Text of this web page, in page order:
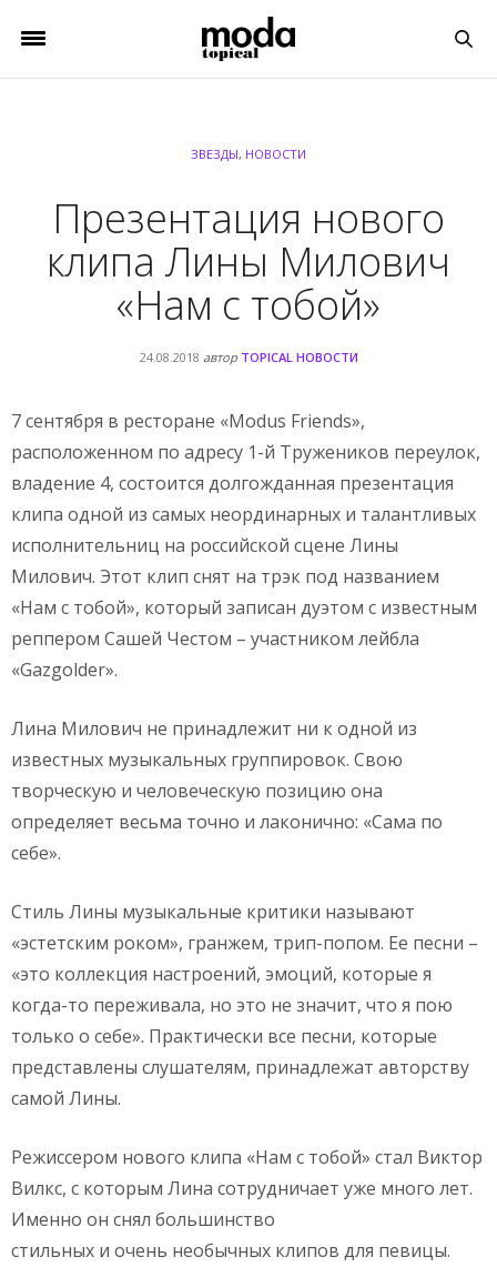
ЗВЕЗДЫ, НОВОСТИ
Презентация нового
клипа Лины Милович
«Нам с тобой»
24.08.2018 автор TOPICAL НОВОСТИ
7 сентября в ресторане «Modus Friends»,
расположенном по адресу 1-й Тружеников переулок,
владение 4, состоится долгожданная презентация
клипа одной из самых неординарных и талантливых
исполнительниц на российской сцене Лины
Милович. Этот клип снят на трэк под названием
«Нам с тобой», который записан дуэтом с известным
реппером Сашей Честом – участником лейбла
«Gazgolder».
Лина Милович не принадлежит ни к одной из
известных музыкальных группировок. Свою
творческую и человеческую позицию она
определяет весьма точно и лаконично: «Сама по
себе».
Стиль Лины музыкальные критики называют
«эстетским роком», гранжем, трип-попом. Ее песни –
«это коллекция настроений, эмоций, которые я
когда-то переживала, но это не значит, что я пою
только о себе». Практически все песни, которые
представлены слушателям, принадлежат авторству
самой Лины.
Режиссером нового клипа «Нам с тобой» стал Виктор
Вилкс, с которым Лина сотрудничает уже много лет.
Именно он снял большинство
стильных и очень необычных клипов для певицы.